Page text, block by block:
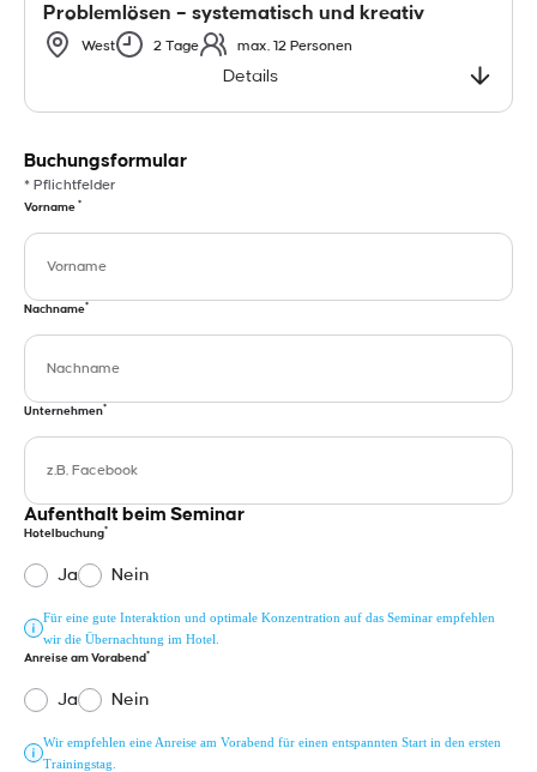
Problemlösen – systematisch und kreativ
West 2 Tage max. 12 Personen
Details
Buchungsformular
* Pflichtfelder
Vorname *
Nachname*
Unternehmen*
Aufenthalt beim Seminar
Hotelbuchung*
Ja Nein
Für eine gute Interaktion und optimale Konzentration auf das Seminar empfehlen
wir die Übernachtung im Hotel.
Anreise am Vorabend*
Ja Nein
Wir empfehlen eine Anreise am Vorabend für einen entspannten Start in den ersten
Trainingstag.